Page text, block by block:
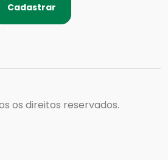
Cadastrar
os direitos reservados.